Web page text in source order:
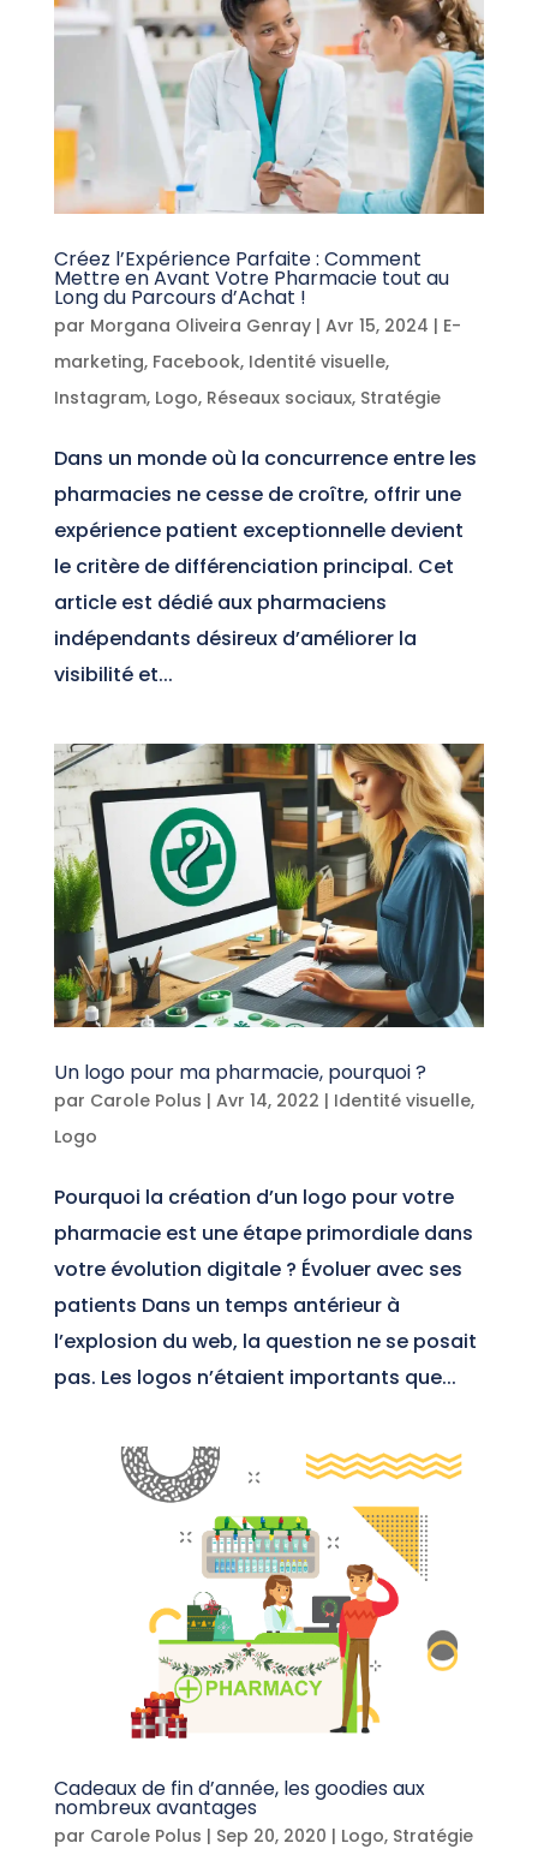
Créez l’Expérience Parfaite : Comment
Mettre en Avant Votre Pharmacie tout au
Long du Parcours d’Achat !
par Morgana Oliveira Genray| Avr 15, 2024 | E-
marketing, Facebook, Identité visuelle,
Instagram, Logo, Réseaux sociaux, Stratégie
Dans un monde où la concurrence entre les
pharmacies ne cesse de croître, offrir une
expérience patient exceptionnelle devient
le critère de différenciation principal. Cet
article est dédié aux pharmaciens
indépendants désireux d’améliorer la
visibilité et...
Un logo pour ma pharmacie, pourquoi ?
par Carole Polus | Avr 14, 2022 | Identité visuelle,
Logo
Pourquoi la création d’un logo pour votre
pharmacie est une étape primordiale dans
votre évolution digitale ? Évoluer avec ses
patients Dans un temps antérieur à
l’explosion du web, la question ne se posait
pas. Les logos n’étaient importants que...
Cadeaux de fin d’année, les goodies aux
nombreux avantages
par Carole Polus | Sep 20, 2020 | Logo, Stratégie